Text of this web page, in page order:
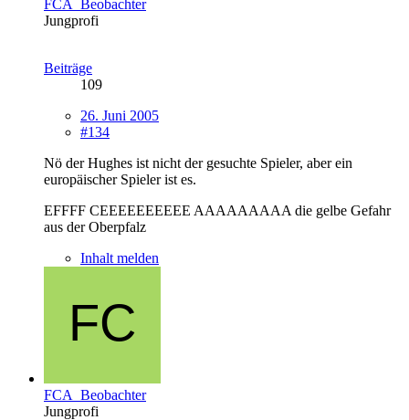
FCA_Beobachter
Jungprofi
Beiträge
109
26. Juni 2005
#134
Nö der Hughes ist nicht der gesuchte Spieler, aber ein
europäischer Spieler ist es.
EFFFF CEEEEEEEEEE AAAAAAAAA die gelbe Gefahr
aus der Oberpfalz
Inhalt melden
FCA_Beobachter
Jungprofi